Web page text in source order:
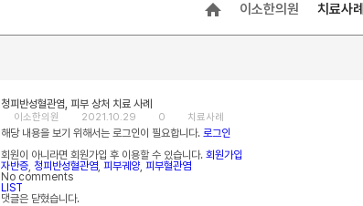
이소한의원 치료사례
청피반성혈관염, 피부 상처 치료 사례
이소한의원 2021.10.29 0 치료사례
해당 내용을 보기 위해서는 로그인이 필요합니다. 로그인
회원이 아니라면 회원가입 후 이용할 수 있습니다. 회원가입
자반증 청피반성혈관염 피부궤양 피부혈관염
No comments
LIST
댓글은 닫혔습니다.